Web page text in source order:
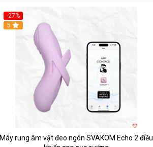
-27%
5
Máy rung âm vật đeo ngón SVAKOM Echo 2 điều